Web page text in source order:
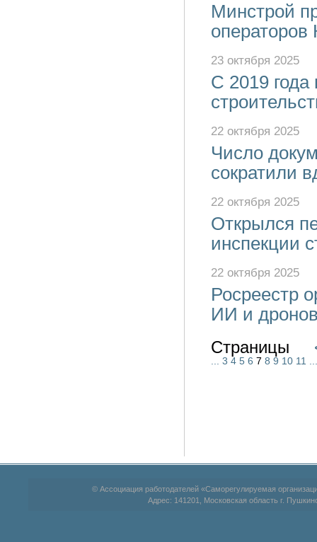
Минстрой
операторов
23 октября 2025
С 2019 года
22 октября 2025
Число
сократили
22 октября 2025
Открылся
инспекции
22 октября 2025
Росреестр
ИИ и
Страницы
3 4 5 6 7 8 9 10 11
© Ассоциация работодателей «Саморегулируемая
Адрес: 141201, Московская область г.